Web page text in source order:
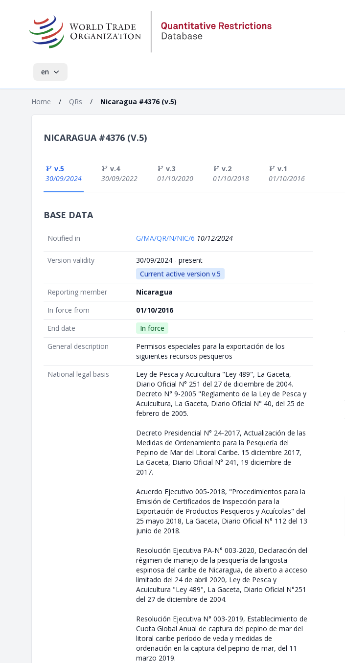
en
Home / QRs / Nicaragua #4376 (v.5)
NICARAGUA #4376 (V.5)
v.5
30/09/2024
v.4
30/09/2022
v.3
01/10/2020
v.2
01/10/2018
v.1
01/10/2016
BASE DATA
Notified in G/MA/QR/N/NIC/6 10/12/2024
Version validity
30/09/2024 - present
Current active version v.5
Reporting member
Nicaragua
In force from
01/10/2016
End date
In force
General description
Permisos especiales para la exportación de los
siguientes recursos pesqueros
National legal basis
Ley de Pesca y Acuicultura "Ley 489", La Gaceta,
Diario Oficial N° 251 del 27 de diciembre de 2004.
Decreto N° 9-2005 "Reglamento de la Ley de Pesca y
Acuicultura, La Gaceta, Diario Oficial N° 40, del 25 de
febrero de 2005.
Decreto Presidencial N° 24-2017, Actualización de las
Medidas de Ordenamiento para la Pesquería del
Pepino de Mar del Litoral Caribe. 15 diciembre 2017,
La Gaceta, Diario Oficial N° 241, 19 diciembre de
2017.
Acuerdo Ejecutivo 005-2018, "Procedimientos para la
Emisión de Certificados de Inspección para la
Exportación de Productos Pesqueros y Acuícolas" del
25 mayo 2018, La Gaceta, Diario Oficial N° 112 del 13
junio de 2018.
Resolución Ejecutiva PA-N° 003-2020, Declaración del
régimen de manejo de la pesquería de langosta
espinosa del caribe de Nicaragua, de abierto a acceso
limitado del 24 de abril 2020, Ley de Pesca y
Acuicultura "Ley 489", La Gaceta, Diario Oficial N°251
del 27 de diciembre de 2004.
Resolución Ejecutiva N° 003-2019, Establecimiento de
Cuota Global Anual de captura del pepino de mar del
litoral caribe período de veda y medidas de
ordenación en la captura del pepino de mar, del 11
marzo 2019.